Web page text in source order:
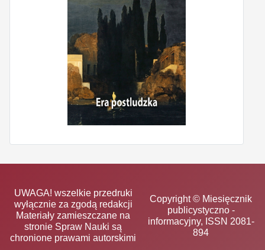
UWAGA! wszelkie przedruki
wyłącznie za zgodą redakcji
Materiały zamieszczane na
stronie Spraw Nauki są
chronione prawami autorskimi
Copyright © Miesięcznik
publicystyczno -
informacyjny, ISSN 2081-
894